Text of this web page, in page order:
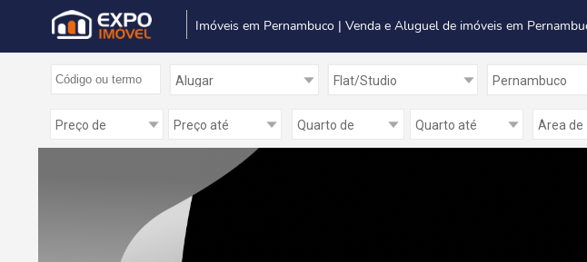
Imóveis em Pernambuco | Venda e Aluguel de imóveis em